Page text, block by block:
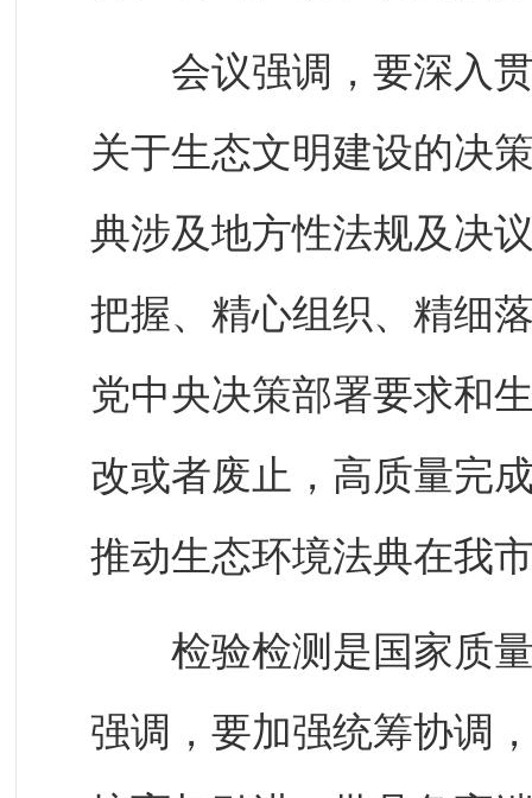
会议强调，要深入贯
关于生态文明建设的决
典涉及地方性法规及决
把握、精心组织、精细
党中央决策部署要求和
改或者废止，高质量完
推动生态环境法典在我
检验检测是国家质量
强调，要加强统筹协调